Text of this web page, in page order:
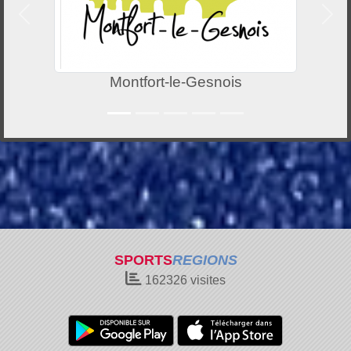
SPORTSREGIONS
162326 visites